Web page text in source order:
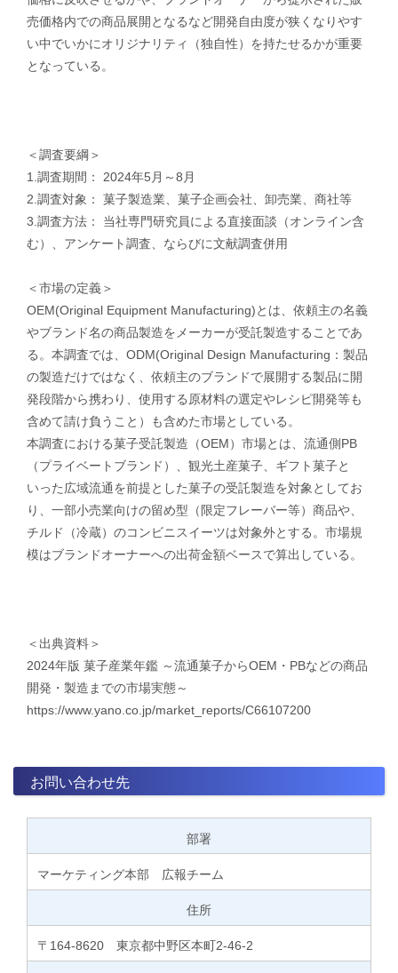
売価格内での商品展開となるなど開発自由度が狭くなりやす
い中でいかにオリジナリティ（独自性）を持たせるかが重要
となっている。
＜調査要綱＞
1.調査期間： 2024年5月～8月
2.調査対象： 菓子製造業、菓子企画会社、卸売業、商社等
3.調査方法： 当社専門研究員による直接面談（オンライン含
む）、アンケート調査、ならびに文献調査併用
＜市場の定義＞
OEM(Original Equipment Manufacturing)とは、依頼主の名義
やブランド名の商品製造をメーカーが受託製造することであ
る。本調査では、ODM(Original Design Manufacturing：製品
の製造だけではなく、依頼主のブランドで展開する製品に開
発段階から携わり、使用する原材料の選定やレシピ開発等も
含めて請け負うこと）も含めた市場としている。
本調査における菓子受託製造（OEM）市場とは、流通側PB
（プライベートブランド）、観光土産菓子、ギフト菓子と
いった広域流通を前提とした菓子の受託製造を対象としてお
り、一部小売業向けの留め型（限定フレーバー等）商品や、
チルド（冷蔵）のコンビニスイーツは対象外とする。市場規
模はブランドオーナーへの出荷金額ベースで算出している。
＜出典資料＞
2024年版 菓子産業年鑑 ～流通菓子からOEM・PBなどの商品
開発・製造までの市場実態～​
https://www.yano.co.jp/market_reports/C66107200
お問い合わせ先
部署
マーケティング本部 広報チーム
住所
〒164-8620 東京都中野区本町2-46-2